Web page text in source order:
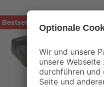
Bestseller